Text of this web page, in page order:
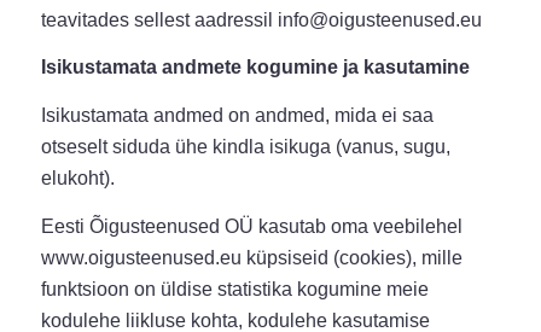
teavitades sellest aadressil info@oigusteenused.eu
Isikustamata andmete kogumine ja kasutamine
Isikustamata andmed on andmed, mida ei saa
otseselt siduda ühe kindla isikuga (vanus, sugu,
elukoht).
Eesti Õigusteenused OÜ kasutab oma veebilehel
www.oigusteenused.eu küpsiseid (cookies), mille
funktsioon on üldise statistika kogumine meie
kodulehe liikluse kohta, kodulehe kasutamise